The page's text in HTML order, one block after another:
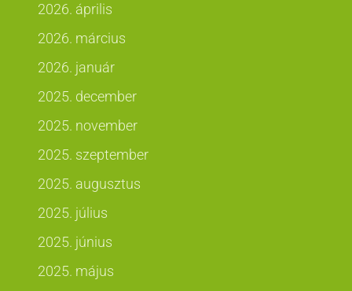
2026. április
2026. március
2026. január
2025. december
2025. november
2025. szeptember
2025. augusztus
2025. július
2025. június
2025. május